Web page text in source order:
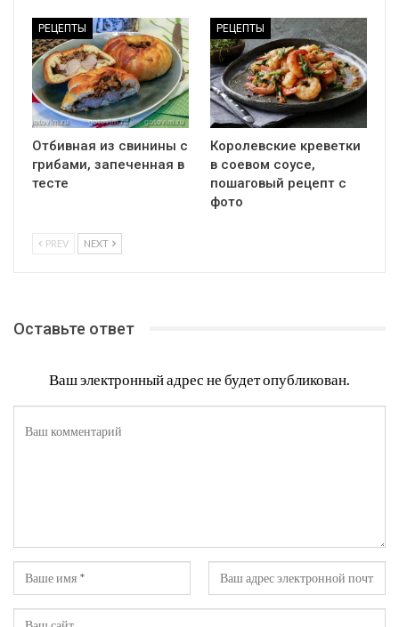
РЕЦЕПТЫ
Отбивная из свинины с
грибами, запеченная в
тесте
РЕЦЕПТЫ
Королевские креветки
в соевом соусе,
пошаговый рецепт с
фото
PREV NEXT
Оставьте ответ
Ваш электронный адрес не будет опубликован.